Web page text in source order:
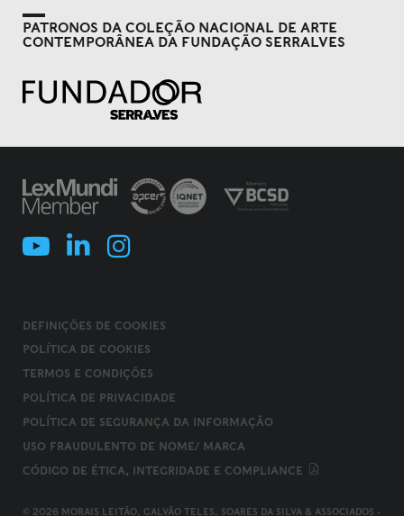
PATRONOS DA COLEÇÃO NACIONAL DE ARTE
CONTEMPORÂNEA DA FUNDAÇÃO SERRALVES
DEFINIÇÕES DE COOKIES
POLÍTICA DE COOKIES
TERMOS E CONDIÇÕES
POLÍTICA DE PRIVACIDADE
POLÍTICA DE SEGURANÇA DA INFORMAÇÃO
USO FRAUDULENTO DE NOME/ MARCA
CÓDIGO DE ÉTICA, INTEGRIDADE E COMPLIANCE
© 2026 MORAIS LEITÃO, GALVÃO TELES, SOARES DA SILVA & ASSOCIADOS -